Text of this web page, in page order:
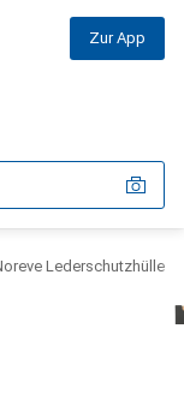
Zur App
Lederschutzhülle